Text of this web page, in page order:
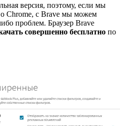
версия, поэтому, если мы
о Chrome, с Brave мы можем
проблем. Браузер Brave
совершенно бесплатно по